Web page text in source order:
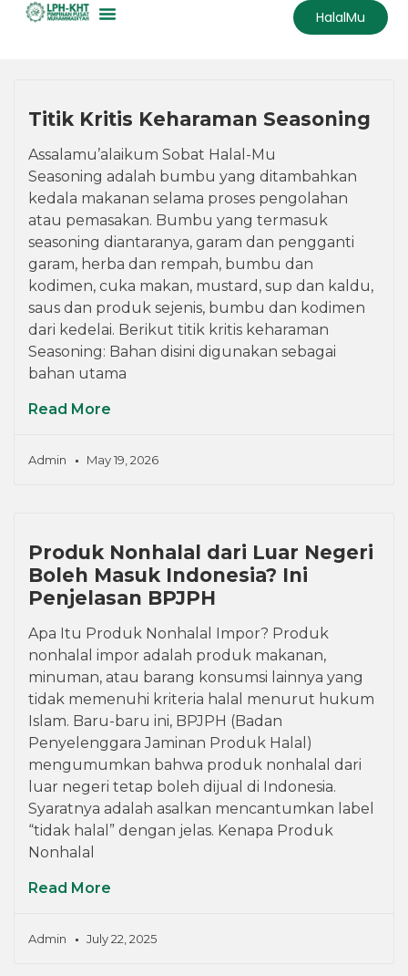
HalalMu
Titik Kritis Keharaman Seasoning
Assalamu’alaikum Sobat Halal-Mu
Seasoning adalah bumbu yang ditambahkan
kedala makanan selama proses pengolahan
atau pemasakan. Bumbu yang termasuk
seasoning diantaranya, garam dan pengganti
garam, herba dan rempah, bumbu dan
kodimen, cuka makan, mustard, sup dan kaldu,
saus dan produk sejenis, bumbu dan kodimen
dari kedelai. Berikut titik kritis keharaman
Seasoning: Bahan disini digunakan sebagai
bahan utama
Read More
Admin May 19, 2026
Produk Nonhalal dari Luar Negeri
Boleh Masuk Indonesia? Ini
Penjelasan BPJPH
Apa Itu Produk Nonhalal Impor? Produk
nonhalal impor adalah produk makanan,
minuman, atau barang konsumsi lainnya yang
tidak memenuhi kriteria halal menurut hukum
Islam. Baru-baru ini, BPJPH (Badan
Penyelenggara Jaminan Produk Halal)
mengumumkan bahwa produk nonhalal dari
luar negeri tetap boleh dijual di Indonesia.
Syaratnya adalah asalkan mencantumkan label
“tidak halal” dengan jelas. Kenapa Produk
Nonhalal
Read More
Admin July 22, 2025